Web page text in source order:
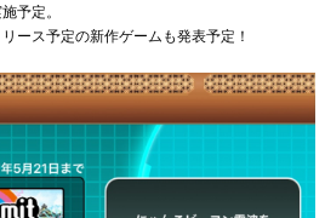
予定。
ース予定の新作ゲームも発表予定！